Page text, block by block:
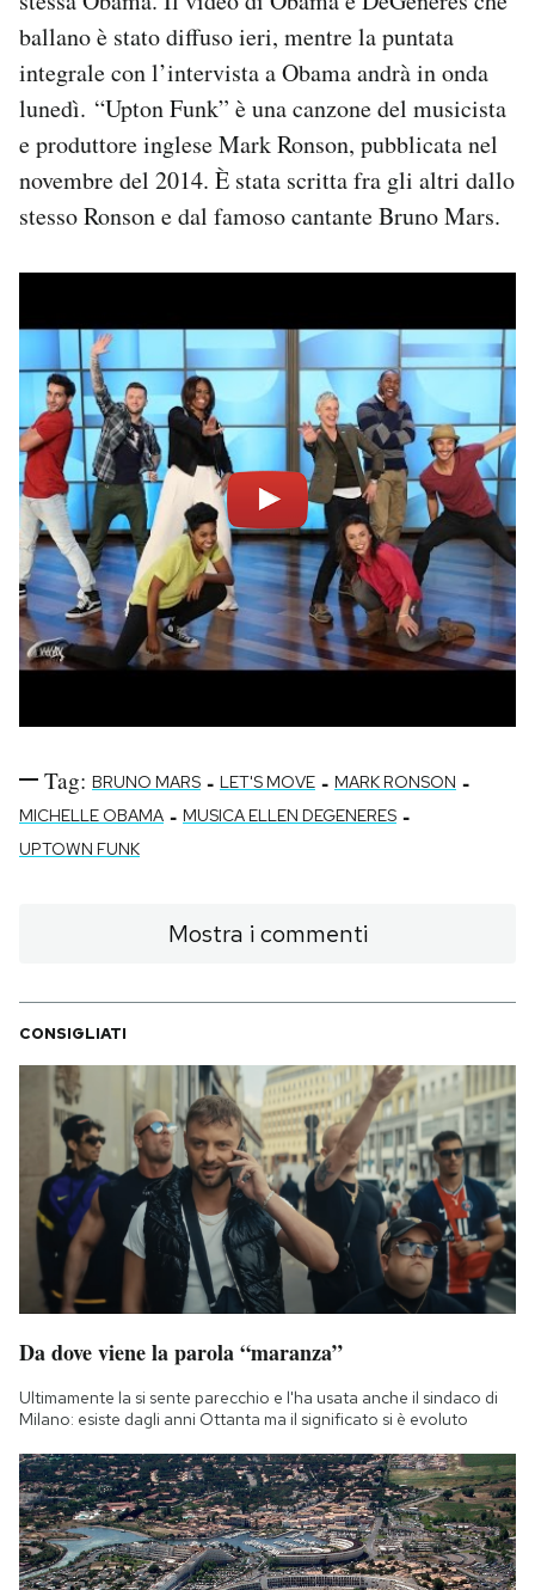
Regala il Post
Hai bisogno di aiuto?
ballano è stato diffuso ieri, mentre la puntata
integrale con l’intervista a Obama andrà in onda
lunedì. “Upton Funk” è una canzone del musicista
e produttore inglese Mark Ronson, pubblicata nel
novembre del 2014. È stata scritta fra gli altri dallo
stesso Ronson e dal famoso cantante Bruno Mars.
Tag: BRUNO MARS - LET'S MOVE - MARK RONSON -
MICHELLE OBAMA - MUSICA ELLEN DEGENERES -
UPTOWN FUNK
Mostra i commenti
CONSIGLIATI
Da dove viene la parola “maranza”
Ultimamente la si sente parecchio e l'ha usata anche il sindaco di
Milano: esiste dagli anni Ottanta ma il significato si è evoluto